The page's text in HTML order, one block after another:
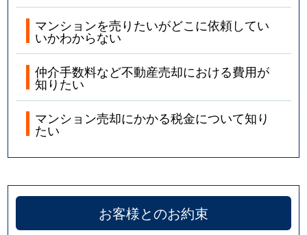
マンションを売りたいがどこに依頼してい
いかわからない
仲介手数料など不動産売却における費用が
知りたい
マンション売却にかかる税金について知り
たい
お客様とのお約束